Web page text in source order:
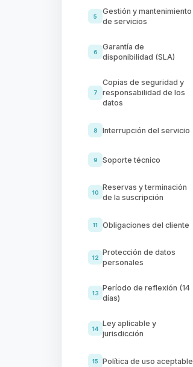
5
Gestión y mantenimiento
de servicios
6
Garantía de
disponibilidad (SLA)
7
Copias de seguridad y
responsabilidad de los
datos
8 Interrupción del servicio
9 Soporte técnico
10
Reservas y terminación
de la suscripción
11 Obligaciones del cliente
12
Protección de datos
personales
13
Período de reflexión (14
días)
14
Ley aplicable y
jurisdicción
15 Política de uso aceptable